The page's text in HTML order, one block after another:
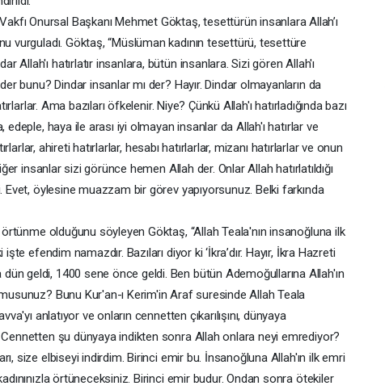
Onursal Başkanı Mehmet Göktaş, tesettürün insanlara Allah’ı
vurguladı. Göktaş, “Müslüman kadının tesettürü, tesettüre
Allah'ı hatırlatır insanlara, bütün insanlara. Sizi gören Allah'ı
bunu? Dindar insanlar mı der? Hayır. Dindar olmayanların da
Ama bazıları öfkelenir. Niye? Çünkü Allah'ı hatırladığında bazı
haya ile arası iyi olmayan insanlar da Allah'ı hatırlar ve
ahireti hatırlarlar, hesabı hatırlarlar, mizanı hatırlarlar ve onun
insanlar sizi görünce hemen Allah der. Onlar Allah hatırlatıldığı
öylesine muazzam bir görev yapıyorsunuz. Belki farkında
örtünme olduğunu söyleyen Göktaş, “Allah Teala'nın insanoğluna ilk
efendim namazdır. Bazıları diyor ki ‘İkra’dır. Hayır, İkra Hazreti
geldi, 1400 sene önce geldi. Ben bütün Ademoğullarına Allah'ın
Bunu Kur'an-ı Kerim'in Araf suresinde Allah Teala
anlatıyor ve onların cennetten çıkarılışını, dünyaya
şu dünyaya indikten sonra Allah onlara neyi emrediyor?
size elbiseyi indirdim. Birinci emir bu. İnsanoğluna Allah'ın ilk emri
örtüneceksiniz. Birinci emir budur. Ondan sonra ötekiler